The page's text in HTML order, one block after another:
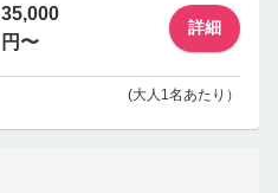
35,000
円〜
詳細
(大人1名あたり）